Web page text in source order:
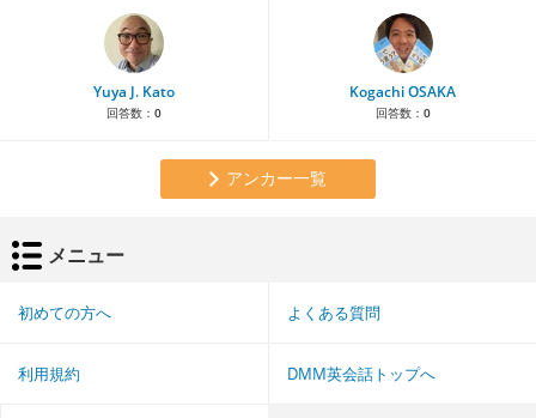
Yuya J. Kato
回答数： 0
Kogachi OSAKA
回答数： 0
アンカー一覧
メニュー
初めての方へ よくある質問
利用規約 DMM英会話トップへ